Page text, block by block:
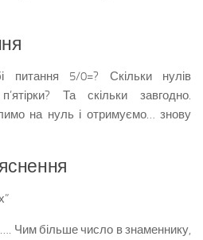
питання 5/0=? Скільки нулів
Та скільки завгодно.
на нуль і отримуємо… знову
Чим більше число в знаменнику,